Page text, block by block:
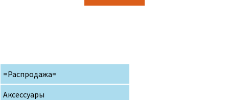
=Распродажа=
Аксессуары